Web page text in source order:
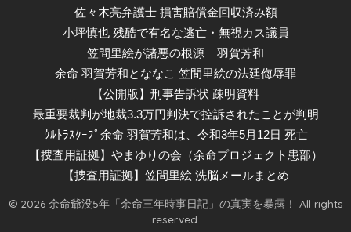
佐々木亮弁護士 損害賠償金回収済み額
小坪慎也 残酷で有名な逃亡・無視カス議員
笠間里絵が諸悪の根源
羽賀芳和
余命 羽賀芳和とななこ 笠間里絵の法廷侮辱罪
【公開版】刑事告訴状 疎明資料
最重要裁判が地裁3.3万円判決で控訴されたことが判明
ｳﾙﾄﾗｽｸｰﾌﾟ余命 羽賀芳和は、令和3年5月12日 死亡
【捜査用証拠】やまゆりの会（余命プロジェクト患部）
【捜査用証拠】笠間里絵 洗脳メールまとめ
© 2026 余命爺没5年「余命三年時事日記」の真実を暴露！ All rights
reserved.